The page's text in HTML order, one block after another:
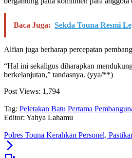
Baca Juga: Sekda Touna Resmi
Alfian juga berharap percepatan
“Hal ini sekaligus diharapkan
berkelanjutan,” tandasnya. (yya/**)
Post Views: 1,794
Tag: Peletakan Batu Pertama
Editor: Yahya Lahamu
Polres Touna Kerahkan Personel,